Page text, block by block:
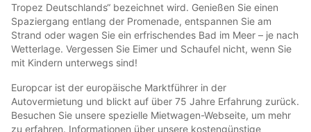
Tropez Deutschlands“ bezeichnet wird. Genießen Sie einen
Spaziergang entlang der Promenade, entspannen Sie am
Strand oder wagen Sie ein erfrischendes Bad im Meer – je nach
Wetterlage. Vergessen Sie Eimer und Schaufel nicht, wenn Sie
mit Kindern unterwegs sind!
Europcar ist der europäische Marktführer in der
Autovermietung und blickt auf über 75 Jahre Erfahrung zurück.
Besuchen Sie unsere spezielle Mietwagen-Webseite, um mehr
zu erfahren. Informationen über unsere kostengünstige